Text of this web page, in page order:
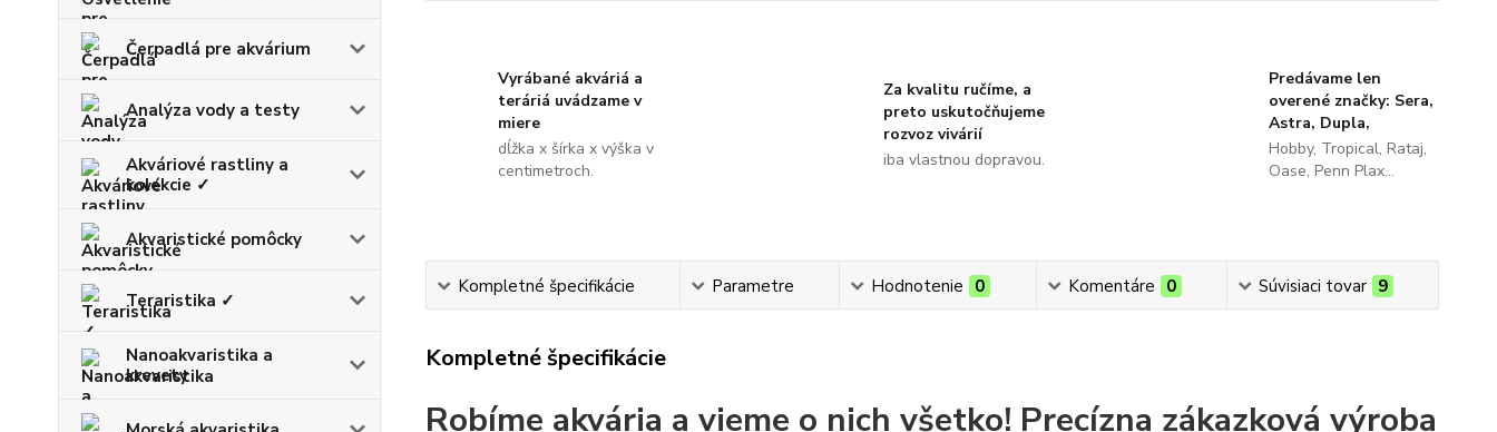
Čerpadlá pre akvárium
Analýza vody a testy
Akváriové rastliny a
kolekcie ✓
Akvaristické pomôcky
Teraristika ✓
Nanoakvaristika a
krevety
Vyrábané akváriá a
teráriá uvádzame v
miere
dĺžka x šírka x výška v
centimetroch.
Za kvalitu ručíme, a
preto uskutočňujeme
rozvoz vivárií
iba vlastnou dopravou.
Predávame len
overené značky: Sera,
Astra, Dupla,
Hobby, Tropical, Rataj,
Oase, Penn Plax...
Kompletné špecifikácie Parametre Hodnotenie 0 Komentáre 0 Súvisiaci tovar 9
Kompletné špecifikácie
Robíme akvária a vieme o nich všetko! Precízna zákazková výroba